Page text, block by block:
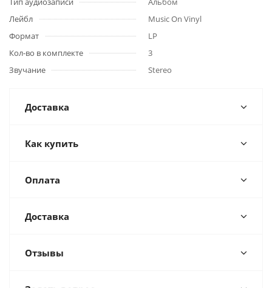
Лейбл
Music On Vinyl
Формат
LP
Кол-во в комплекте
3
Звучание
Stereo
Доставка
Как купить
Оплата
Доставка
Отзывы